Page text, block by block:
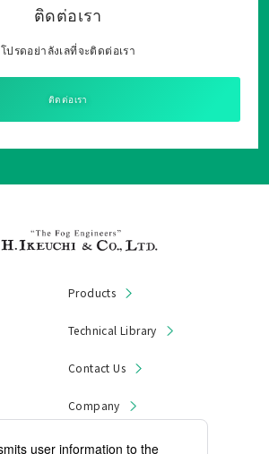
ติดต่อเรา
โปรดอย่าลังเลที่จะติดต่อเรา
ติดต่อเรา
Products
Technical Library
Contact Us
Company
Product Recall